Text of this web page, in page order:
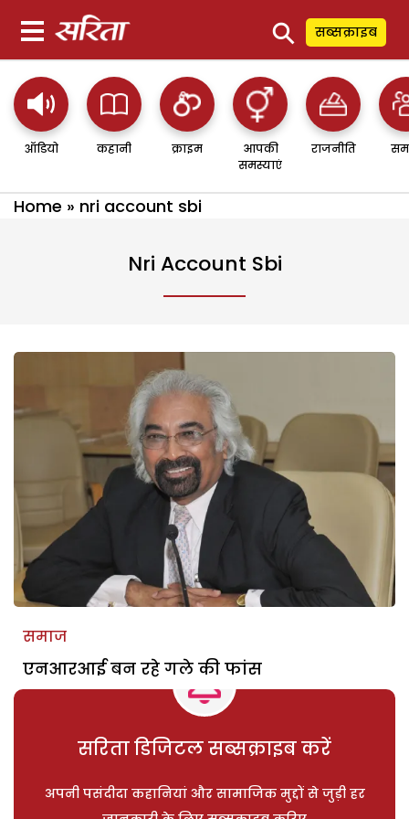
⚲ सब्सक्राइब
ऑडियो कहानी क्राइम
आपकी
समस्याएं
राजनीति
Home » nri account sbi
Nri Account Sbi
समाज
एनआरआई बन रहे गले की फांस
सरिता डिजिटल सब्सक्राइब करें
अपनी पसंदीदा कहानियां और सामाजिक मुद्दों से जुड़ी हर